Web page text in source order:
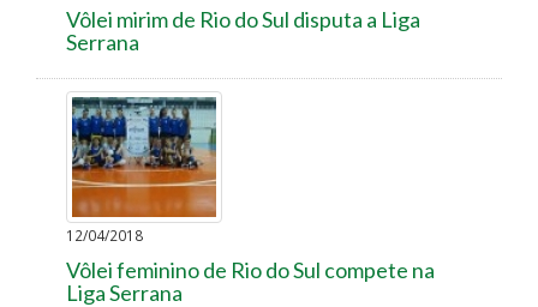
Vôlei mirim de Rio do Sul disputa a Liga
Serrana
12/04/2018
Vôlei feminino de Rio do Sul compete na
Liga Serrana